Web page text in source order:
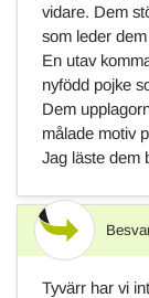
vidare. Dem
som leder
En utav
nyfödd pojke
Dem
målade motiv
Jag läste dem
Svar
Tyvärr har vi